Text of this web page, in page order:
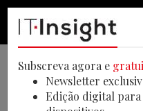
Subscreva agora e
Newsletter
Edição digital